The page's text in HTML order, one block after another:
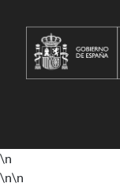
\n
\n\n